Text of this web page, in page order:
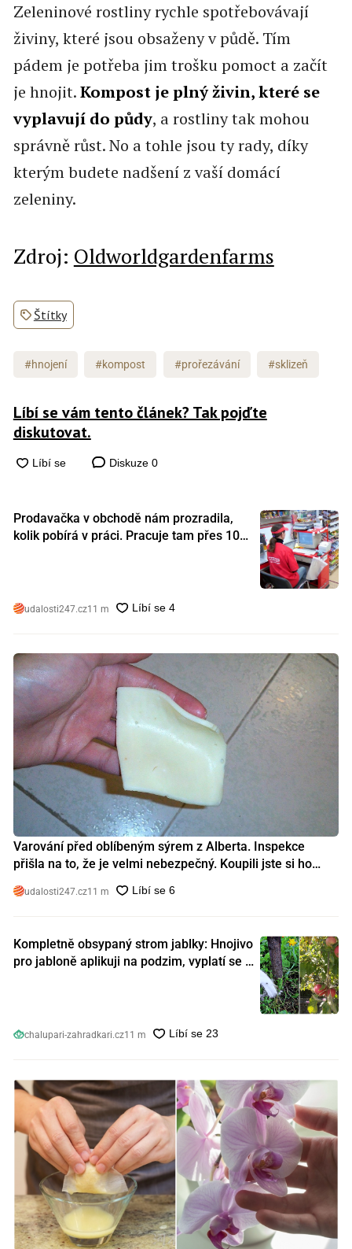
Zeleninové rostliny rychle spotřebovávají
živiny, které jsou obsaženy v půdě. Tím
pádem je potřeba jim trošku pomoct a začít
je hnojit.Kompost je plný živin, které se
vyplavují do půdy, a rostliny tak mohou
správně růst. No a tohle jsou ty rady, díky
kterým budete nadšení z vaší domácí
zeleniny.
Zdroj: Oldworldgardenfarms
Štítky
#hnojení #kompost #prořezávání #sklizeň
Líbí se vám tento článek? Tak pojďte
diskutovat.
Diskuze 0
Prodavačka v obchodě nám prozradila,
kolik pobírá v práci. Pracuje tam přes 10
udalosti247.cz11 m
Varování před oblíbeným sýrem z Alberta. Inspekce
přišla na to, že je velmi nebezpečný. Koupili jste si ho
udalosti247.cz11 m
Kompletně obsypaný strom jablky: Hnojivo
pro jabloně aplikuji na podzim, vyplatí se s
chalupari-zahradkari.cz11 m